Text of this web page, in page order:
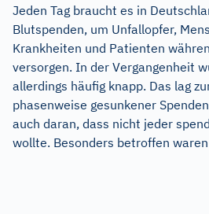
Jeden Tag braucht es in
Blutspenden, um Unfallopfer,
Krankheiten und Patienten
versorgen. In der Vergangenheit
allerdings häufig knapp. Das lag
phasenweise gesunkener
auch daran, dass nicht jeder
wollte. Besonders betroffen